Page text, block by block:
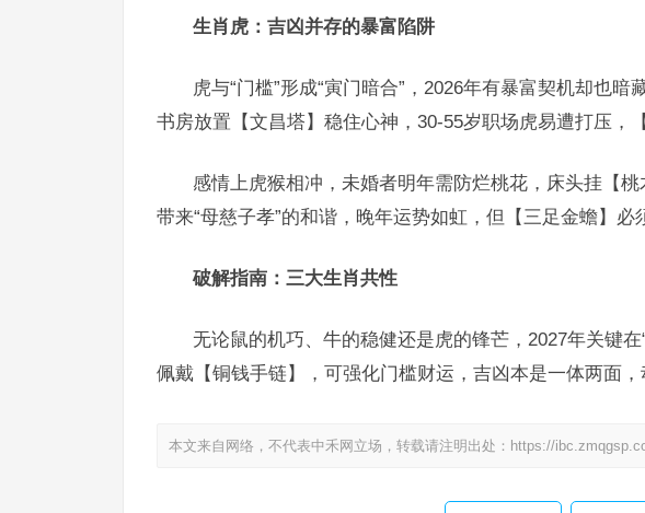
生肖虎：吉凶并存的暴富陷阱
虎与“门槛”形成“寅门暗合”，2026年有暴富契机却也
书房放置【文昌塔】稳住心神，30-55岁职场虎易遭打压，
感情上虎猴相冲，未婚者明年需防烂桃花，床头挂【
带来“母慈子孝”的和谐，晚年运势如虹，但【三足金蟾】必
破解指南：三大生肖共性
无论鼠的机巧、牛的稳健还是虎的锋芒，2027年关键
佩戴【铜钱手链】，可强化门槛财运，吉凶本是一体两面，
本文来自网络，不代表中禾网立场，转载请注明出处： https://